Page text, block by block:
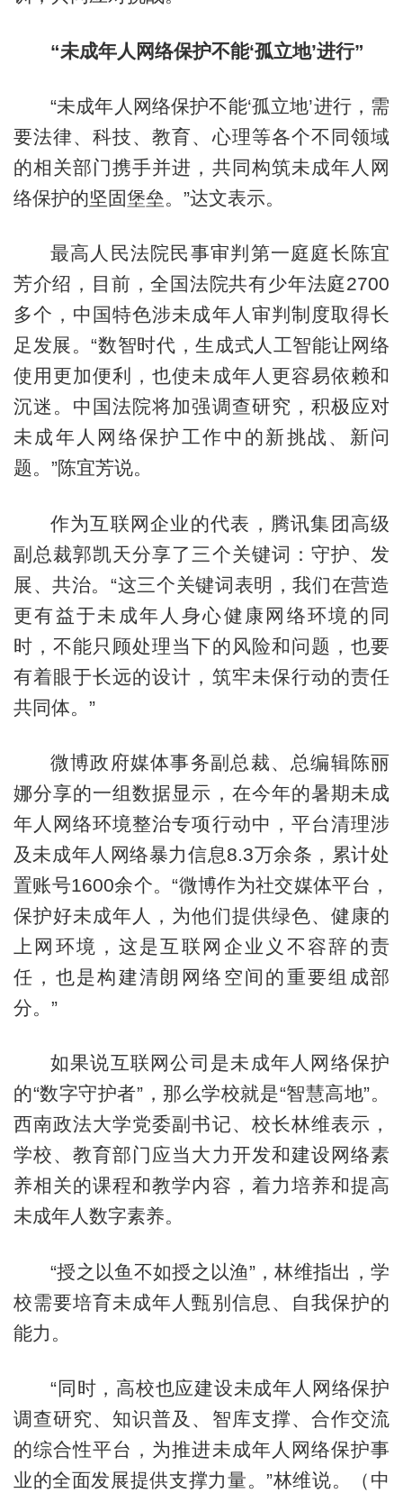
“未成年人网络保护不能‘孤立地’进行”
“未成年人网络保护不能‘孤立地’进行，需
要法律、科技、教育、心理等各个不同领域
的相关部门携手并进，共同构筑未成年人网
络保护的坚固堡垒。”达文表示。
最高人民法院民事审判第一庭庭长陈宜
芳介绍，目前，全国法院共有少年法庭2700
多个，中国特色涉未成年人审判制度取得长
足发展。“数智时代，生成式人工智能让网络
使用更加便利，也使未成年人更容易依赖和
沉迷。中国法院将加强调查研究，积极应对
未成年人网络保护工作中的新挑战、新问
题。”陈宜芳说。
作为互联网企业的代表，腾讯集团高级
副总裁郭凯天分享了三个关键词：守护、发
展、共治。“这三个关键词表明，我们在营造
更有益于未成年人身心健康网络环境的同
时，不能只顾处理当下的风险和问题，也要
有着眼于长远的设计，筑牢未保行动的责任
共同体。”
微博政府媒体事务副总裁、总编辑陈丽
娜分享的一组数据显示，在今年的暑期未成
年人网络环境整治专项行动中，平台清理涉
及未成年人网络暴力信息8.3万余条，累计处
置账号1600余个。“微博作为社交媒体平台，
保护好未成年人，为他们提供绿色、健康的
上网环境，这是互联网企业义不容辞的责
任，也是构建清朗网络空间的重要组成部
分。”
如果说互联网公司是未成年人网络保护
的“数字守护者”，那么学校就是“智慧高地”。
西南政法大学党委副书记、校长林维表示，
学校、教育部门应当大力开发和建设网络素
养相关的课程和教学内容，着力培养和提高
未成年人数字素养。
“授之以鱼不如授之以渔”，林维指出，学
校需要培育未成年人甄别信息、自我保护的
能力。
“同时，高校也应建设未成年人网络保护
调查研究、知识普及、智库支撑、合作交流
的综合性平台，为推进未成年人网络保护事
业的全面发展提供支撑力量。”林维说。（中